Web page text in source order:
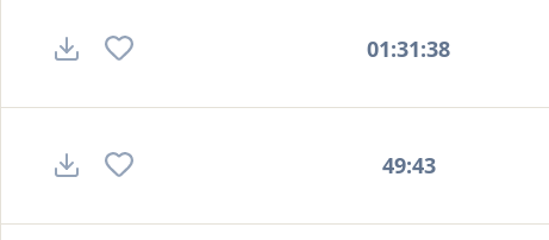
01:31:38
49:43